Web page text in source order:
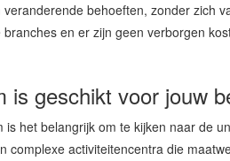
behoeften, zonder zich
en er zijn geen verborgen
is geschikt voor jouw
het belangrijk om te kijken naar de
complexe activiteitencentra die